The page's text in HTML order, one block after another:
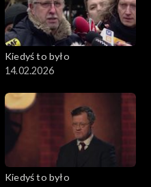
Kiedyś to było
14.02.2026
Kiedyś to było